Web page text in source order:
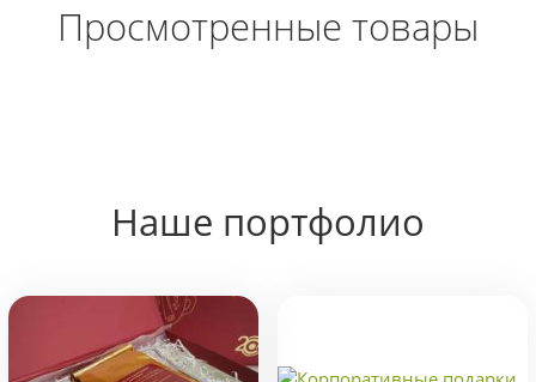
Просмотренные товары
Наше портфолио